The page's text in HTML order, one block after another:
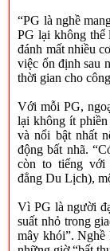
“PG là nghề
PG lại không thể
đánh mất nhiều
việc ổn định sau
thời gian cho
Với mỗi PG,
lại không ít
và nổi bật nhất
động bất nhã.
còn to tiếng với
đẳng Du Lịch),
Vì PG là người
suất nhỏ trong
mây khói”. Nghề